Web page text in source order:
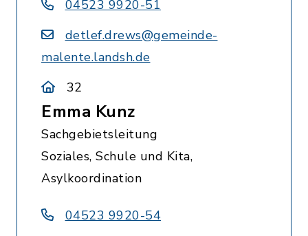
04523 9920-51
detlef.drews@gemeinde-
malente.landsh.de
32
Emma Kunz
Sachgebietsleitung
Soziales, Schule und Kita,
Asylkoordination
04523 9920-54